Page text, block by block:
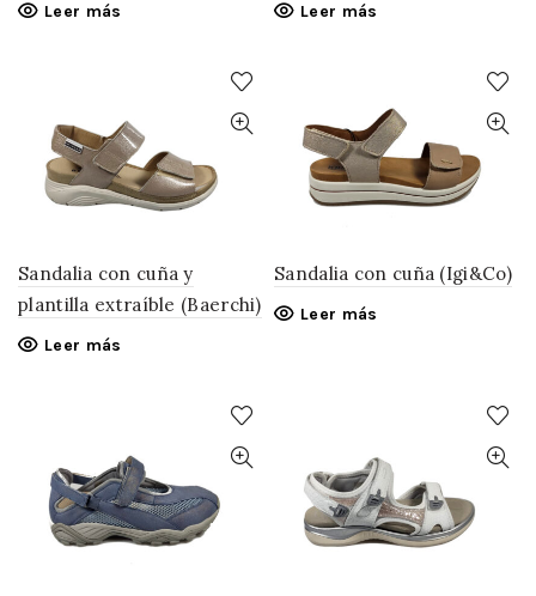
Leer más Leer más
Sandalia con cuña y
plantilla extraíble (Baerchi)
Leer más
Sandalia con cuña (Igi&Co)
Leer más